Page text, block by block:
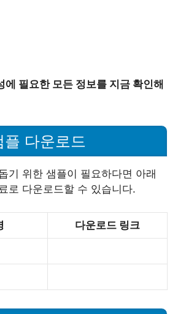
에 필요한 모든 정보를 지금 확인해
다운로드
기 위한 샘플이 필요하다면 아래
로 다운로드할 수 있습니다.
다운로드 링크